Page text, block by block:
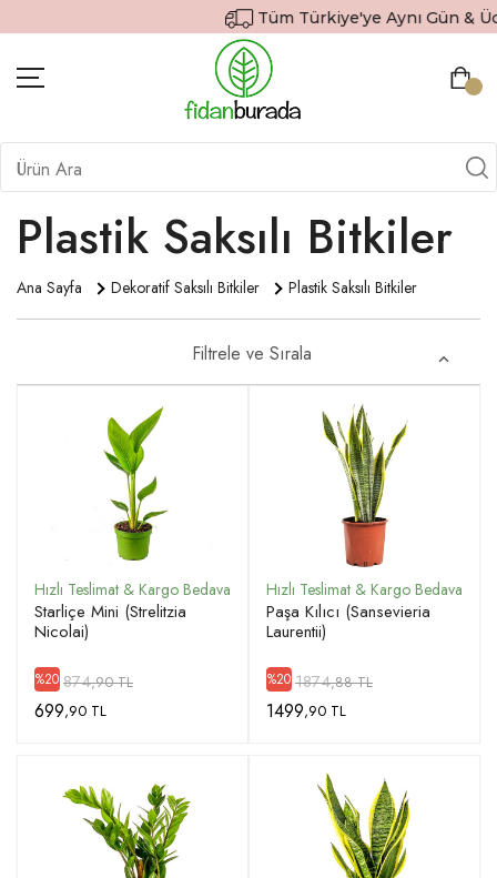
Tüm Türkiye'ye Aynı Gün & Ücretsiz
BITKILER
İÇ MEKAN BITKILERI
DEKORATIF SAKSILI BITKILER
SAKSILAR
HEDIYE GÖNDER
TOPRAK & GÜBRE
SIPARIŞ TAKIP
ÜYE GIRIŞ
Plastik Saksılı Bitkiler
Ana Sayfa Dekoratif Saksılı Bitkiler Plastik Saksılı Bitkiler
Filtrele ve Sırala
Starliçe Mini (Strelitzia
Nicolai)
%20 874,90 TL
699,90 TL
Paşa Kılıcı (Sansevieria
Laurentii)
%20 1874,88 TL
1499,90 TL